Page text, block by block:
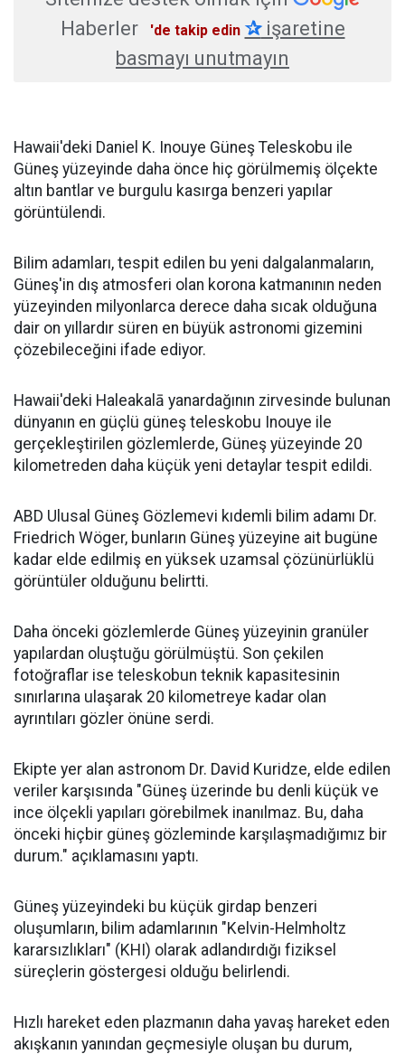
Haberler
'de takip edin ✰işaretine
basmayı unutmayın
Hawaii'deki Daniel K. Inouye Güneş Teleskobu ile
Güneş yüzeyinde daha önce hiç görülmemiş ölçekte
altın bantlar ve burgulu kasırga benzeri yapılar
görüntülendi.
Bilim adamları, tespit edilen bu yeni dalgalanmaların,
Güneş'in dış atmosferi olan korona katmanının neden
yüzeyinden milyonlarca derece daha sıcak olduğuna
dair on yıllardır süren en büyük astronomi gizemini
çözebileceğini ifade ediyor.
Hawaii'deki Haleakalā yanardağının zirvesinde bulunan
dünyanın en güçlü güneş teleskobu Inouye ile
gerçekleştirilen gözlemlerde, Güneş yüzeyinde 20
kilometreden daha küçük yeni detaylar tespit edildi.
ABD Ulusal Güneş Gözlemevi kıdemli bilim adamı Dr.
Friedrich Wöger, bunların Güneş yüzeyine ait bugüne
kadar elde edilmiş en yüksek uzamsal çözünürlüklü
görüntüler olduğunu belirtti.
Daha önceki gözlemlerde Güneş yüzeyinin granüler
yapılardan oluştuğu görülmüştü. Son çekilen
fotoğraflar ise teleskobun teknik kapasitesinin
sınırlarına ulaşarak 20 kilometreye kadar olan
ayrıntıları gözler önüne serdi.
Ekipte yer alan astronom Dr. David Kuridze, elde edilen
veriler karşısında "Güneş üzerinde bu denli küçük ve
ince ölçekli yapıları görebilmek inanılmaz. Bu, daha
önceki hiçbir güneş gözleminde karşılaşmadığımız bir
durum." açıklamasını yaptı.
Güneş yüzeyindeki bu küçük girdap benzeri
oluşumların, bilim adamlarının "Kelvin-Helmholtz
kararsızlıkları" (KHI) olarak adlandırdığı fiziksel
süreçlerin göstergesi olduğu belirlendi.
Hızlı hareket eden plazmanın daha yavaş hareket eden
akışkanın yanından geçmesiyle oluşan bu durum,